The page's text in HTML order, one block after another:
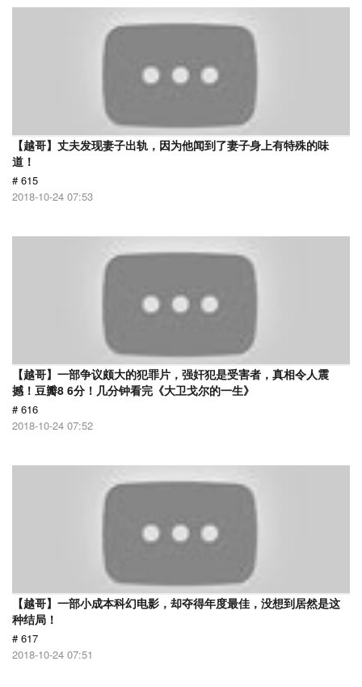
【越哥】丈夫发现妻子出轨，因为他闻到了妻子身上有特殊的味
道！
# 615
2018-10-24 07:53
【越哥】一部争议颇大的犯罪片，强奸犯是受害者，真相令人震
撼！豆瓣8 6分！几分钟看完《大卫戈尔的一生》
# 616
2018-10-24 07:52
【越哥】一部小成本科幻电影，却夺得年度最佳，没想到居然是这
种结局！
# 617
2018-10-24 07:51